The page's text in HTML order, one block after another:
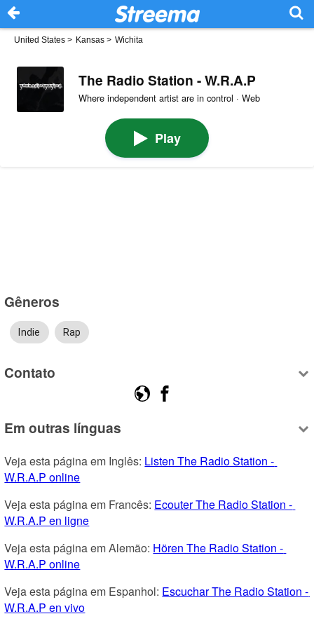
United States > Kansas > Wichita
The Radio Station - W.R.A.P
Where independent artist are in control · Web
Play
Gêneros
Indie Rap
Contato
Em outras línguas
Veja esta página em Inglês: Listen The Radio Station -
W.R.A.P online
Veja esta página em Francês: Ecouter The Radio Station -
W.R.A.P en ligne
Veja esta página em Alemão: Hören The Radio Station -
W.R.A.P online
Veja esta página em Espanhol: Escuchar The Radio Station -
W.R.A.P en vivo